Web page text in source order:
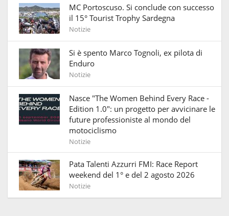
MC Portoscuso. Si conclude con successo
il 15° Tourist Trophy Sardegna
Notizie
Si è spento Marco Tognoli, ex pilota di
Enduro
Notizie
Nasce "The Women Behind Every Race -
Edition 1.0": un progetto per avvicinare le
future professioniste al mondo del
motociclismo
Notizie
Pata Talenti Azzurri FMI: Race Report
weekend del 1° e del 2 agosto 2026
Notizie